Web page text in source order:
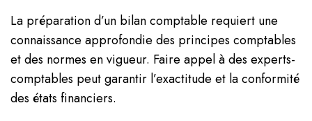
La préparation d’un bilan comptable requiert une
connaissance approfondie des principes comptables
et des normes en vigueur. Faire appel à des experts-
comptables peut garantir l’exactitude et la conformité
des états financiers.